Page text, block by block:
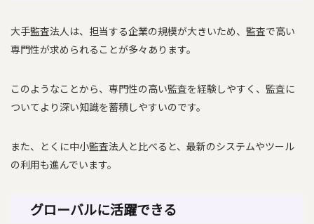
大手監査法人は、担当する企業の規模が大きいため、監査で高い
専門性が求められることが多々あります。
このようなことから、専門性の高い監査を経験しやすく、監査に
ついてより深い知識を蓄積しやすいのです。
また、とくに中小監査法人と比べると、最新のシステムやツール
の利用も進んでいます。
グローバルに活躍できる